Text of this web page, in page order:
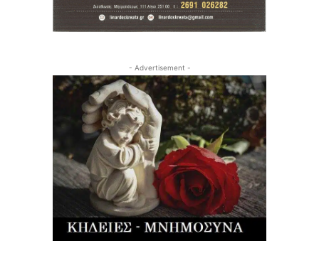
- Advertisement -